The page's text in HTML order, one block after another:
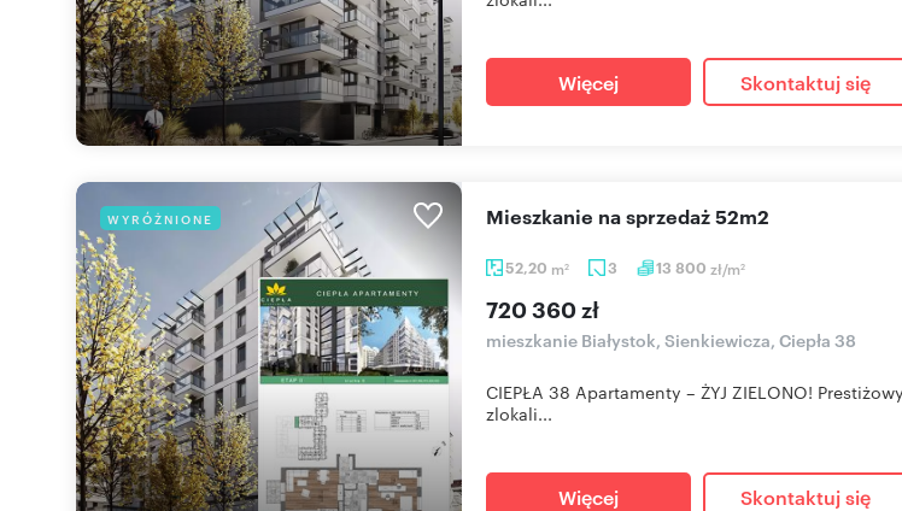
Więcej Skontaktuj się
WYRÓŻNIONE
52,20 m2 3 13 800 zł/m2
mieszkanie na sprzedaż 52m2
720 360 zł
mieszkanie Białystok, Sienkiewicza, Ciepła 38
CIEPŁA 38 Apartamenty – ŻYJ ZIELONO!
zlokali...
Więcej Skontaktuj się